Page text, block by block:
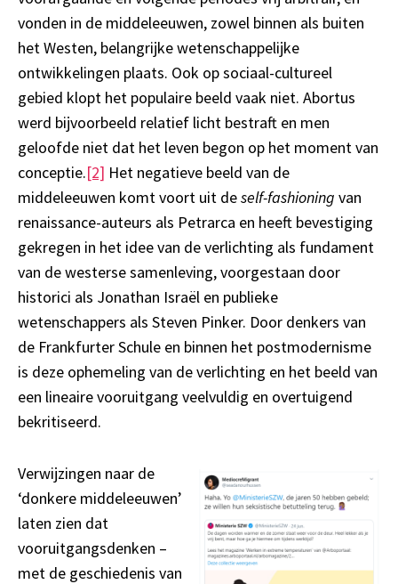
vonden in de middeleeuwen, zowel binnen als buiten
het Westen, belangrijke wetenschappelijke
ontwikkelingen plaats. Ook op sociaal-cultureel
gebied klopt het populaire beeld vaak niet. Abortus
werd bijvoorbeeld relatief licht bestraft en men
geloofde niet dat het leven begon op het moment van
conceptie.[2] Het negatieve beeld van de
middeleeuwen komt voort uit deself-fashioning van
renaissance-auteurs als Petrarca en heeft bevestiging
gekregen in het idee van de verlichting als fundament
van de westerse samenleving, voorgestaan door
historici als Jonathan Israël en publieke
wetenschappers als Steven Pinker. Door denkers van
de Frankfurter Schule en binnen het postmodernisme
is deze ophemeling van de verlichting en het beeld van
een lineaire vooruitgang veelvuldig en overtuigend
bekritiseerd.
Verwijzingen naar de
‘donkere middeleeuwen’
laten zien dat
vooruitgangsdenken –
met de geschiedenis van